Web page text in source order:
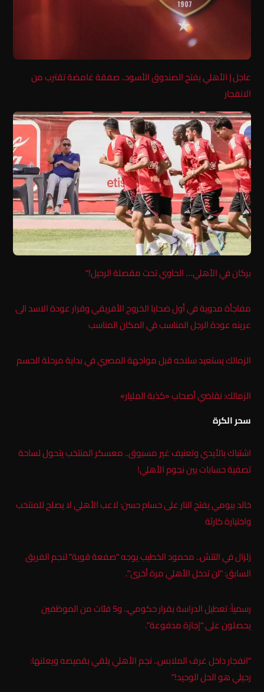
عاجل | الأهلي يفتح الصندوق الأسود.. صفقة غامضة تقترب من
الانفجار
بركان في الأهلي… الحاوي تحت مقصلة الرحيل!”
مفاجأة مدوية في أول ضحايا الخروج الأفريقي وقرار عودة الاسد الى
عرينه عودة الرجل المناسب قي المكان المناسب
الزمالك يستعيد سلاحه قبل مواجهة المصري في بداية مرحلة الحسم
الزمالك: نقاضي أصحاب «كذبة المليار»
سحر الكرة
اشتباك بالأيدي وتعنيف غير مسبوق.. معسكر المنتخب يتحول لساحة
تصفية حسابات بين نجوم الأهلي!
خالد بيومي يفتح النار على حسام حسن: لاعب الأهلي لا يصلح للمنتخب
واختيارة كارثة
زلزال في التتش.. محمود الخطيب يوجه “صفعة قوية” لنجم الفريق
السابق: “لن تدخل الأهلي مرة أخرى”.
رسمياً: تعطيل الدراسة بقرار حكومي.. و5 فئات من الموظفين
يحصلون على “إجازة مدفوعة”.
“انفجار داخل غرف الملابس.. نجم الأهلي يلقي بقميصه ويعلنها:
رحيلي هو الحل الوحيد!”